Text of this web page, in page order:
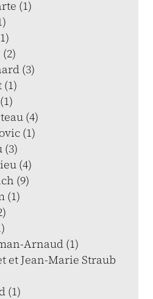
(1)
(3)
(4)
(1)
(4)
(9)
(1)
Arnaud (1)
et Jean-Marie Straub
(1)